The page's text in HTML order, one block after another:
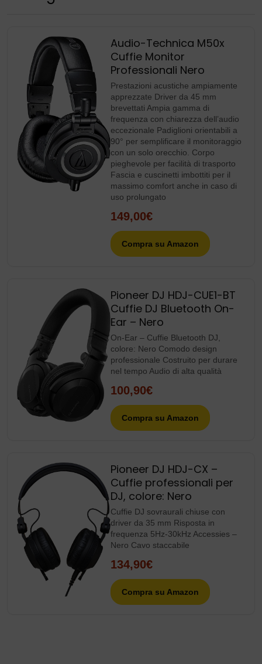
Audio-Technica M50x
Cuffie Monitor
Professionali Nero
Prestazioni acustiche ampiamente
apprezzate Driver da 45 mm
brevettati Ampia gamma di
frequenza con chiarezza dell’audio
eccezionale Padiglioni orientabili a
90° per semplificare il monitoraggio
con un solo orecchio. Corpo
pieghevole per facilità di trasporto
Fascia e cuscinetti imbottiti per il
massimo comfort anche in caso di
uso prolungato
149,00€
Compra su Amazon
Pioneer DJ HDJ-CUE1-BT
Cuffie DJ Bluetooth On-
Ear – Nero
On-Ear – Cuffie Bluetooth DJ,
colore: Nero Comodo design
professionale Costruito per durare
nel tempo Audio di alta qualità
100,90€
Compra su Amazon
Pioneer DJ HDJ-CX –
Cuffie professionali per
DJ, colore: Nero
Cuffie DJ sovraurali chiuse con
driver da 35 mm Risposta in
frequenza 5Hz-30kHz Accessies –
Nero Cavo staccabile
134,90€
Compra su Amazon